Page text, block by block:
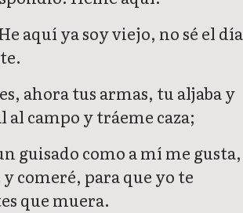
aquí ya soy viejo, no sé el día
ahora tus armas, tu aljaba y
al campo y tráeme caza;
guisado como a mí me gusta,
comeré, para que yo te
que muera.